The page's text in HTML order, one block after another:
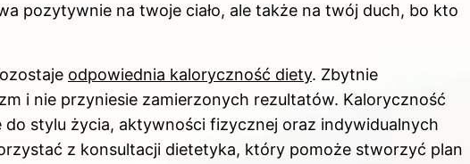
pozytywnie na twoje ciało, ale także na twój duch, bo kto
odpowiednia kaloryczność diety. Zbytnie
i nie przyniesie zamierzonych rezultatów. Kaloryczność
do stylu życia, aktywności fizycznej oraz indywidualnych
z konsultacji dietetyka, który pomoże stworzyć plan